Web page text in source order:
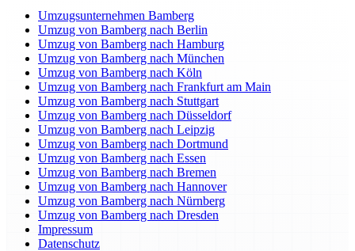
Umzugsunternehmen Bamberg
Umzug von Bamberg nach Berlin
Umzug von Bamberg nach Hamburg
Umzug von Bamberg nach München
Umzug von Bamberg nach Köln
Umzug von Bamberg nach Frankfurt am Main
Umzug von Bamberg nach Stuttgart
Umzug von Bamberg nach Düsseldorf
Umzug von Bamberg nach Leipzig
Umzug von Bamberg nach Dortmund
Umzug von Bamberg nach Essen
Umzug von Bamberg nach Bremen
Umzug von Bamberg nach Hannover
Umzug von Bamberg nach Nürnberg
Umzug von Bamberg nach Dresden
Impressum
Datenschutz